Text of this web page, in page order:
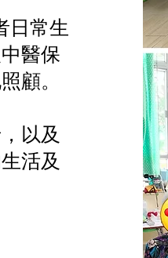
日常生
醫保
顧。
以及
活及